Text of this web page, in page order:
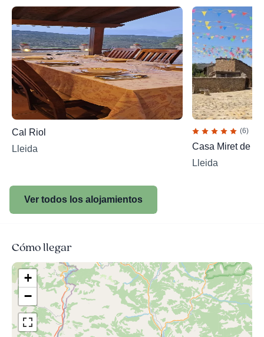
Cal Riol
Lleida
(6)
Casa Miret de
Lleida
Ver todos los alojamientos
Cómo llegar
+
−